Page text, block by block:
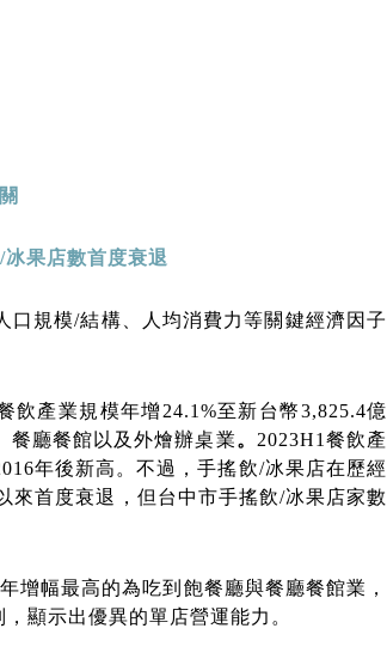
/冰果店數首度衰退
規模/結構、人均消費力等關鍵經濟因子
飲產業規模年增24.1%至新台幣3,825.4億
餐廳餐館以及外燴辦桌業。 2023H1餐飲產
年後新高。不過，手搖飲/冰果店在歷經
來首度衰退，但台中市手搖飲/冰果店家數
增幅最高的為吃到飽餐廳與餐廳餐館業，
顯示出優異的單店營運能力。